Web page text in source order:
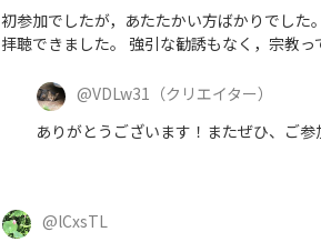
初参加でしたが，あたたかい方ばかりでした
拝聴できました。 強引な勧誘もなく，宗教
@VDLw31 （クリエイター）
ありがとうございます！またぜひ、ご
@lCxsTL